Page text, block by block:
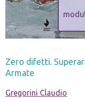
Zero difetti.
Armate
Gregorini Claudio